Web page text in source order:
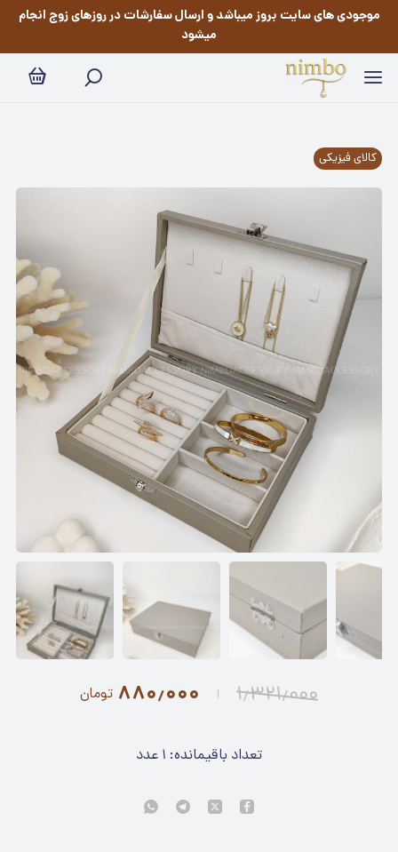
موجودی های سایت بروز میباشد و ارسال سفارشات در روزهای زوج انجام
میشود
کالای فیزیکی
۱٫۳۲۱٫۰۰۰ ۸۸۰٫۰۰۰ تومان
تعداد باقیمانده: ۱ عدد